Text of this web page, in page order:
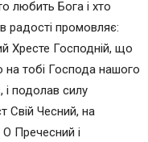
любить Бога і хто
радості промовляє:
Хресте Господній, що
на тобі Господа нашого
і подолав силу
Свій Чесний, на
Пречесний і